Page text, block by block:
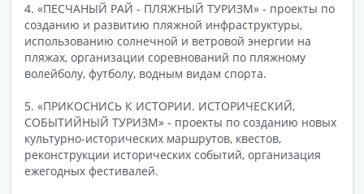
4. «ПЕСЧАНЫЙ РАЙ - ПЛЯЖНЫЙ ТУРИЗМ» - проекты по
созданию и развитию пляжной инфраструктуры,
использованию солнечной и ветровой энергии на
пляжах, организации соревнований по пляжному
волейболу, футболу, водным видам спорта.
5. «ПРИКОСНИСЬ К ИСТОРИИ. ИСТОРИЧЕСКИЙ,
СОБЫТИЙНЫЙ ТУРИЗМ» - проекты по созданию новых
культурно-исторических маршрутов, квестов,
реконструкции исторических событий, организация
ежегодных фестивалей.